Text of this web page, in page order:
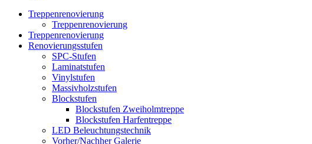
Treppenrenovierung
Treppenrenovierung
Treppenrenovierung
Renovierungsstufen
SPC-Stufen
Laminatstufen
Vinylstufen
Massivholzstufen
Blockstufen
Blockstufen Zweiholmtreppe
Blockstufen Harfentreppe
LED Beleuchtungstechnik
Vorher/Nachher Galerie